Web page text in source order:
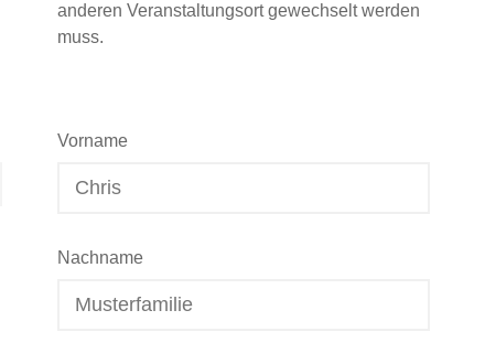
anderen Veranstaltungsort gewechselt werden
muss.
Vorname
Nachname